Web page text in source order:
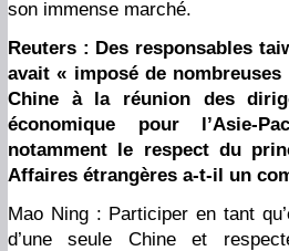
son immense marché.
Reuters : Des responsables
avait « imposé de
Chine à la réunion des
économique pour l’Asie-
notamment le respect du
Affaires étrangères a-t-il un
Mao Ning : Participer en tant
d’une seule Chine et